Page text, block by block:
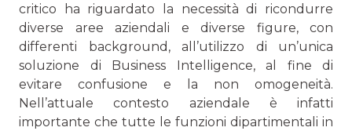
critico ha riguardato la necessità di ricondurre
diverse aree aziendali e diverse figure, con
differenti background, all’utilizzo di un’unica
soluzione di Business Intelligence, al fine di
evitare confusione e la non omogeneità.
Nell’attuale contesto aziendale è infatti
importante che tutte le funzioni dipartimentali in